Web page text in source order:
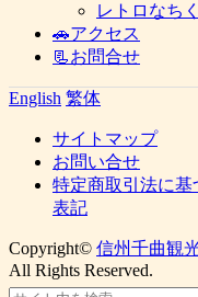
レトロなち
🚗アクセス
📃お問合せ
English 繁体
サイトマップ
お問い合せ
特定商取引法に基
表記
Copyright© 信州千曲観
All Rights Reserved.